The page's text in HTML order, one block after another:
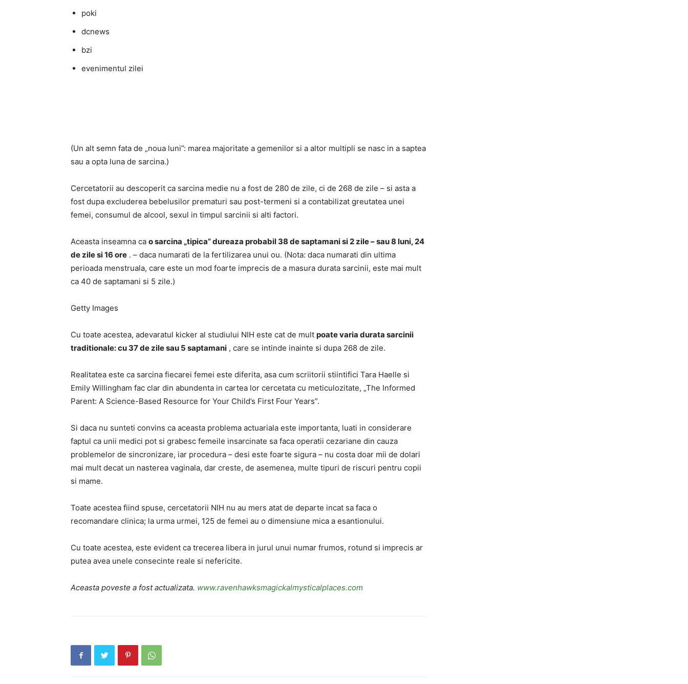
poki
dcnews
bzi
evenimentul zilei
(Un alt semn fata de „noua luni”: marea majoritate a gemenilor si a altor multipli se nasc in a saptea
sau a opta luna de sarcina.)
Cercetatorii au descoperit ca sarcina medie nu a fost de 280 de zile, ci de 268 de zile – si asta a
fost dupa excluderea bebelusilor prematuri sau post-termeni si a contabilizat greutatea unei
femei, consumul de alcool, sexul in timpul sarcinii si alti factori.
Aceasta inseamna ca o sarcina „tipica” dureaza probabil 38 de saptamani si 2 zile – sau 8 luni, 24
de zile si 16 ore . – daca numarati de la fertilizarea unui ou. (Nota: daca numarati din ultima
perioada menstruala, care este un mod foarte imprecis de a masura durata sarcinii, este mai mult
ca 40 de saptamani si 5 zile.)
Getty Images
Cu toate acestea, adevaratul kicker al studiului NIH este cat de mult poate varia durata sarcinii
traditionale: cu 37 de zile sau 5 saptamani , care se intinde inainte si dupa 268 de zile.
Realitatea este ca sarcina fiecarei femei este diferita, asa cum scriitorii stiintifici Tara Haelle si
Emily Willingham fac clar din abundenta in cartea lor cercetata cu meticulozitate, „The Informed
Parent: A Science-Based Resource for Your Child’s First Four Years”.
Si daca nu sunteti convins ca aceasta problema actuariala este importanta, luati in considerare
faptul ca unii medici pot si grabesc femeile insarcinate sa faca operatii cezariane din cauza
problemelor de sincronizare, iar procedura – desi este foarte sigura – nu costa doar mii de dolari
mai mult decat un nasterea vaginala, dar creste, de asemenea, multe tipuri de riscuri pentru copii
si mame.
Toate acestea fiind spuse, cercetatorii NIH nu au mers atat de departe incat sa faca o
recomandare clinica; la urma urmei, 125 de femei au o dimensiune mica a esantionului.
Cu toate acestea, este evident ca trecerea libera in jurul unui numar frumos, rotund si imprecis ar
putea avea unele consecinte reale si nefericite.
Aceasta poveste a fost actualizata. www.ravenhawksmagickalmysticalplaces.com